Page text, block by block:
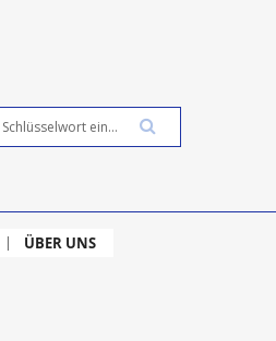
ÜBER UNS